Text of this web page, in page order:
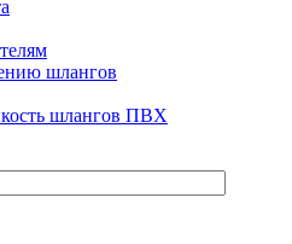
шлангов
шлангов ПВХ